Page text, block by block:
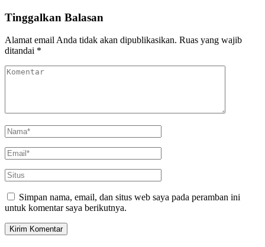
Tinggalkan Balasan
Alamat email Anda tidak akan dipublikasikan. Ruas yang wajib
ditandai *
Simpan nama, email, dan situs web saya pada peramban ini
untuk komentar saya berikutnya.